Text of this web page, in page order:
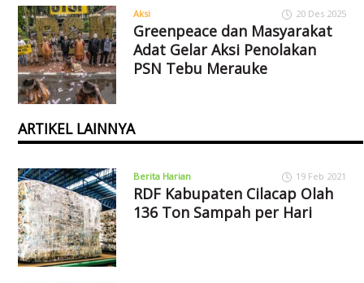
Aksi 20 Des 2025
Greenpeace dan Masyarakat
Adat Gelar Aksi Penolakan
PSN Tebu Merauke
ARTIKEL LAINNYA
Berita Harian 19 Feb 2021
RDF Kabupaten Cilacap Olah
136 Ton Sampah per Hari